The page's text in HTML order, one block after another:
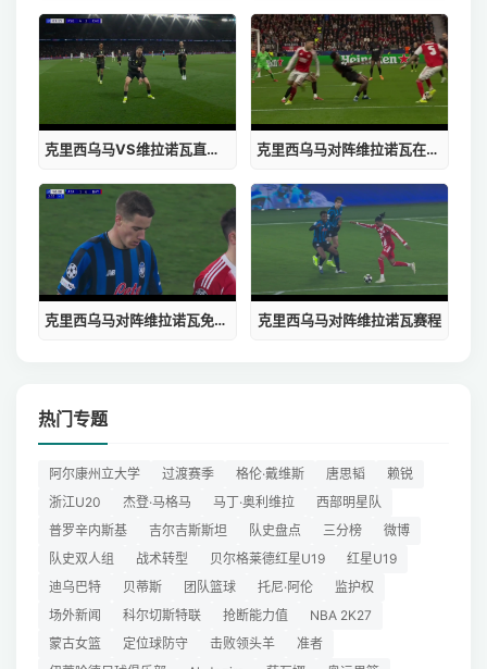
克里西乌马VS维拉诺瓦直播在线观看 克里西乌马对阵维拉诺瓦在线直播
克里西乌马对阵维拉诺瓦免费观看 克里西乌马对阵维拉诺瓦赛程
热门专题
阿尔康州立大学 过渡赛季 格伦·戴维斯 唐思韬
赖锐
浙江U20
杰登·马格马 马丁·奥利维拉
西部明星队
普罗辛内斯基
吉尔吉斯斯坦 队史盘点 三分榜
微博
队史双人组
战术转型 贝尔格莱德红星U19
红星U19
迪乌巴特
贝蒂斯 团队篮球 托尼·阿伦
监护权
场外新闻
科尔切斯特联 抢断能力值
NBA 2K27
蒙古女篮
定位球防守 击败领头羊
准者